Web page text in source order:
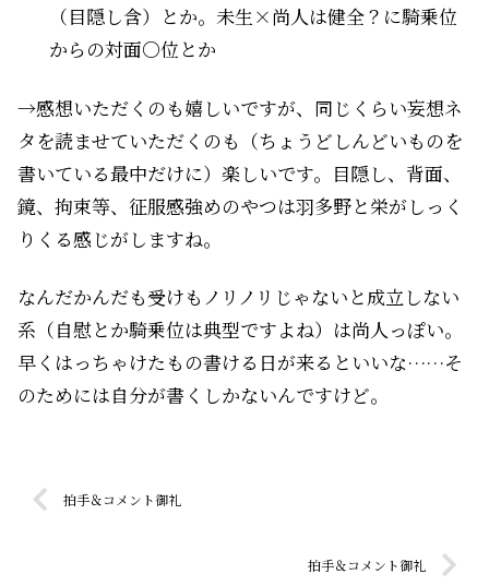
（目隠し含）とか。未生×尚人は健全？に騎乗位
からの対面○位とか
→感想いただくのも嬉しいですが、同じくらい妄想ネ
タを読ませていただくのも（ちょうどしんどいものを
書いている最中だけに）楽しいです。目隠し、背面、
鏡、拘束等、征服感強めのやつは羽多野と栄がしっく
りくる感じがしますね。
なんだかんだも受けもノリノリじゃないと成立しない
系（自慰とか騎乗位は典型ですよね）は尚人っぽい。
早くはっちゃけたもの書ける日が来るといいな……そ
のためには自分が書くしかないんですけど。
拍手＆コメント御礼
拍手＆コメント御礼